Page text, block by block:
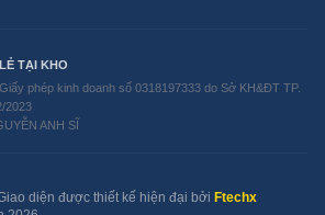
TẠI KHO
phép kinh doanh số 0318197333 do Sở KH&ĐT TP.
2023
ANH SĨ
diện được thiết kế hiện đại bởi Ftechx